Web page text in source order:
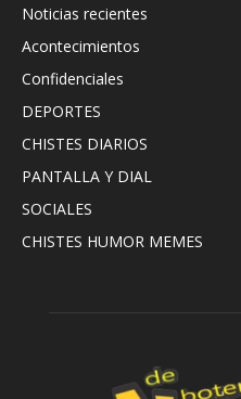
Noticias recientes
Acontecimientos
Confidenciales
DEPORTES
CHISTES DIARIOS
PANTALLA Y DIAL
SOCIALES
CHISTES HUMOR MEMES